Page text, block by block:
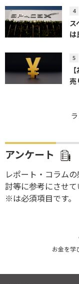
ス
は
売
アンケート
レポート・コラム
討等に参考にさせて
※は必須項目です。
お金を学